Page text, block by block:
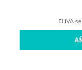
El IVA